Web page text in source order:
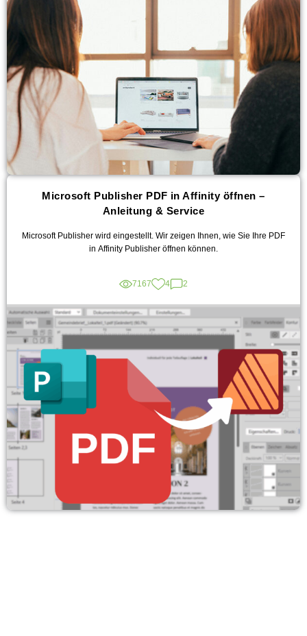
Microsoft Publisher PDF in Affinity öffnen –
Anleitung & Service
Microsoft Publisher wird eingestellt. Wir zeigen Ihnen, wie Sie Ihre PDF
in Affinity Publisher öffnen können.
7167 4 2